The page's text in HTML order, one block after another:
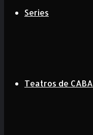
Series
Teatros de CABA